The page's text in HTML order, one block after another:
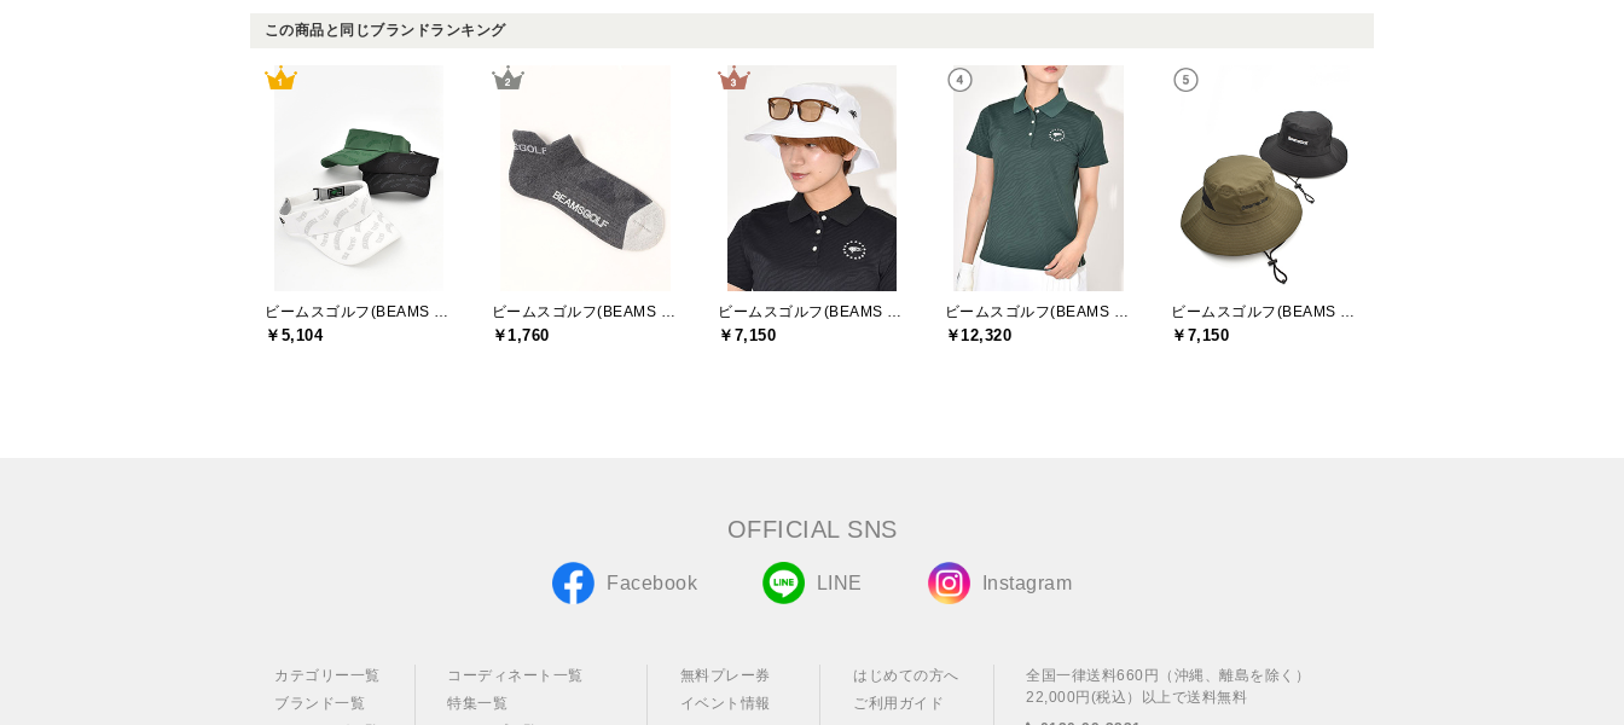
この商品と同じブランドランキング
￥5,104 ￥1,760 ￥7,150 ￥12,320 ￥7,150
OFFICIAL SNS
Facebook LINE Instagram
カテゴリー一覧
ブランド一覧
コーディネート一覧
特集一覧
無料プレー券
イベント情報
はじめての方へ
ご利用ガイド
全国一律送料660円（沖縄、離島を除く）
22,000円(税込）以上で送料無料